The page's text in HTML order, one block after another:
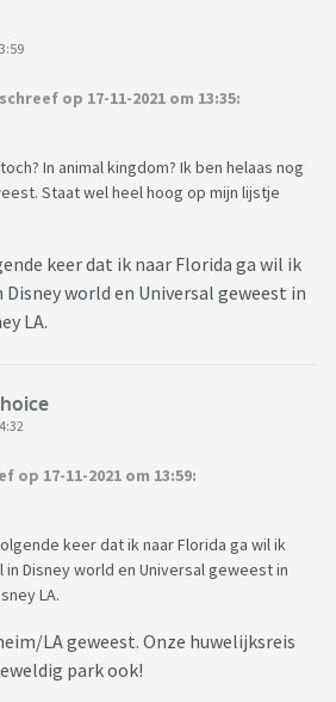
op 17-11-2021 om 13:35:
In animal kingdom? Ik ben helaas nog
Staat wel heel hoog op mijn lijstje
keer dat ik naar Florida ga wil ik
world en Universal geweest in
LA.
17-11-2021 om 13:59:
keer dat ik naar Florida ga wil ik
in Disney world en Universal geweest in
LA.
LA geweest. Onze huwelijksreis
park ook!